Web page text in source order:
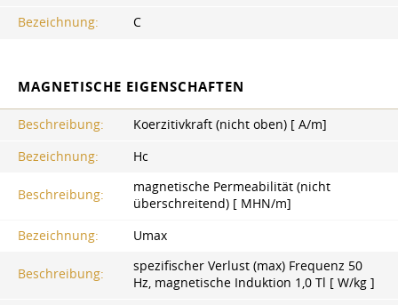
Bezeichnung:
C
MAGNETISCHE EIGENSCHAFTEN
Beschreibung:
Koerzitivkraft (nicht oben) [ A/m]
Bezeichnung:
Hc
Beschreibung:
magnetische Permeabilität (nicht
überschreitend) [ MHN/m]
Bezeichnung:
Umax
Beschreibung:
spezifischer Verlust (max) Frequenz 50
Hz, magnetische Induktion 1,0 Tl [ W/kg ]